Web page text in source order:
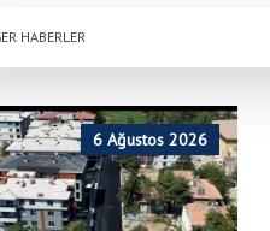
HABERLER
6 Ağustos 2026